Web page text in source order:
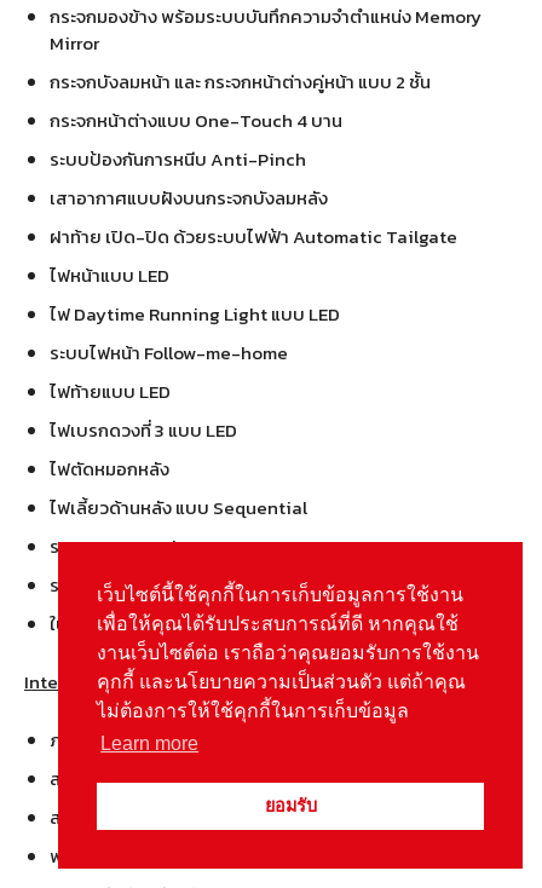
กระจกมองข้าง พร้อมระบบบันทึกความจำตำแหน่ง Memory
Mirror
กระจกบังลมหน้า และ กระจกหน้าต่างคู่หน้า แบบ 2 ชั้น
กระจกหน้าต่างแบบ One-Touch 4 บาน
ระบบป้องกันการหนีบ Anti-Pinch
เสาอากาศแบบฝังบนกระจกบังลมหลัง
ฝาท้าย เปิด-ปิด ด้วยระบบไฟฟ้า Automatic Tailgate
ไฟหน้าแบบ LED
ไฟ Daytime Running Light แบบ LED
ระบบไฟหน้า Follow-me-home
ไฟท้ายแบบ LED
ไฟเบรกดวงที่ 3 แบบ LED
ไฟตัดหมอกหลัง
ไฟเลี้ยวด้านหลัง แบบ Sequential
ระบบกุญแจ Keyless Entry
ระบบกุญแจ แบบ NFC Card
ใบปัดน้ำฝนแบบ Frameless Viper
Interior ภายในห้องโดยสาร
ภายในห้องโดยสาร โทนสีดำ
สวิตซ์ควบคุมเครื่องเสียงบนพวงมาลัย
สวิตซ์ควบคุมหน้าจอ Multi-function บนพวงมาลัย
พวงมาลัยพาวเวอร์ไฟฟ้า EPAS
เว็บไซต์นี้ใช้คุกกี้ในการเก็บข้อมูลการใช้งาน
เพื่อให้คุณได้รับประสบการณ์ที่ดี หากคุณใช้
งานเว็บไซต์ต่อ เราถือว่าคุณยอมรับการใช้งาน
คุกกี้ และนโยบายความเป็นส่วนตัว แต่ถ้าคุณ
ไม่ต้องการให้ใช้คุกกี้ในการเก็บข้อมูล
Learn more
ยอมรับ